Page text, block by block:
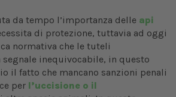
da tempo l’importanza delle api
di protezione, tuttavia ad oggi
normativa che le tuteli
segnale inequivocabile, in questo
il fatto che mancano sanzioni penali
per l’uccisione o il